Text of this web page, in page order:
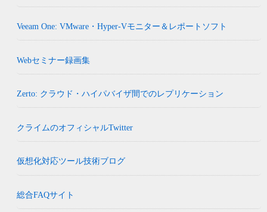
Veeam One: VMware・Hyper-Vモニター＆レポートソフト
Webセミナー録画集
Zerto: クラウド・ハイパバイザ間でのレプリケーション
クライムのオフィシャルTwitter
仮想化対応ツール技術ブログ
総合FAQサイト